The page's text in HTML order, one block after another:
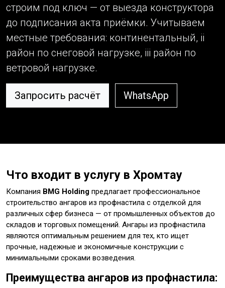
строим под ключ — от выезда конструктора
до подписания акта приёмки. Учитываем
местные требования: континентальный, ii
район по снеговой нагрузке, iii район по
ветровой нагрузке.
Запросить расчёт WhatsApp
Что входит в услугу в Хромтау
Компания BMG Holding предлагает профессиональное
строительство ангаров из профнастила с отделкой для
различных сфер бизнеса — от промышленных объектов до
складов и торговых помещений. Ангары из профнастила
являются оптимальным решением для тех, кто ищет
прочные, надежные и экономичные конструкции с
минимальными сроками возведения.
Преимущества ангаров из профнастила: